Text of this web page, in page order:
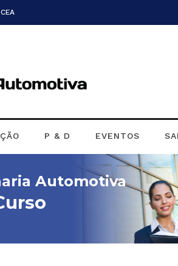
P & D EVENTOS
Automotiva